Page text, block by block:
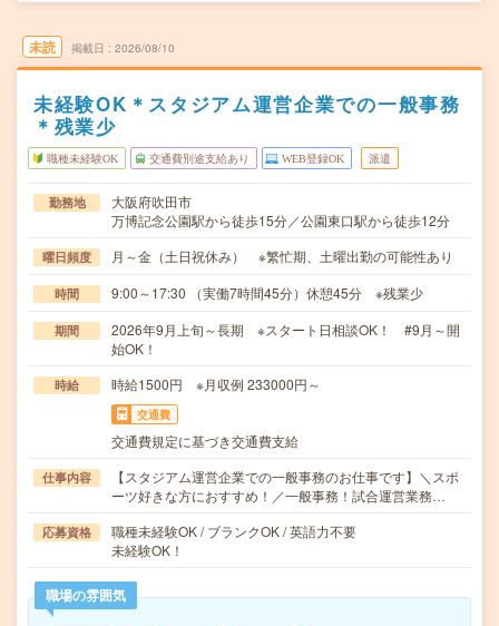
未読 掲載日 2026/08/10
未経験OK＊スタジアム運営企業での一般事務
＊残業少
職種未経験OK 交通費別途支給あり WEB登録OK 派遣
勤務地
大阪府吹田市
万博記念公園駅から徒歩15分／公園東口駅から徒歩12分
曜日頻度 月～金（土日祝休み） ※繁忙期、土曜出勤の可能性あり
時間 9:00～17:30 （実働7時間45分）休憩45分 ※残業少
期間
2026年9月上旬～長期 ※スタート日相談OK！ #9月～開
始OK！
時給 時給1500円 ※月収例 233000円～
交通費
交通費規定に基づき交通費支給
仕事内容
【スタジアム運営企業での一般事務のお仕事です】＼スポ
ーツ好きな方におすすめ！／一般事務！試合運営業務…
応募資格
職種未経験OK / ブランクOK / 英語力不要
未経験OK！
職場の雰囲気